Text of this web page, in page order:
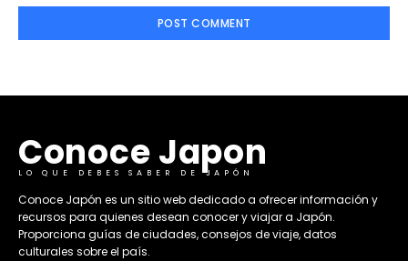
Conoce Japon
LO QUE DEBES SABER DE JAPÓN
​Conoce Japón es un sitio web dedicado a ofrecer información y
recursos para quienes desean conocer y viajar a Japón.
Proporciona guías de ciudades, consejos de viaje, datos
culturales sobre el país. ​